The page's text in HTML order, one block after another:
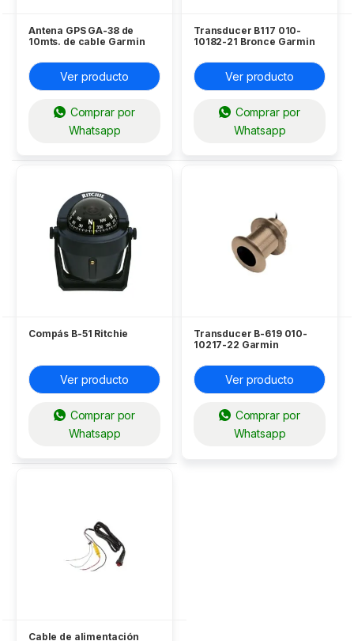
Antena GPS GA-38 de
10mts. de cable Garmin
Ver producto
Comprar por
Whatsapp
Transducer B117 010-
10182-21 Bronce Garmin
Ver producto
Comprar por
Whatsapp
Compás B-51 Ritchie
Ver producto
Comprar por
Whatsapp
Transducer B-619 010-
10217-22 Garmin
Ver producto
Comprar por
Whatsapp
Cable de alimentación